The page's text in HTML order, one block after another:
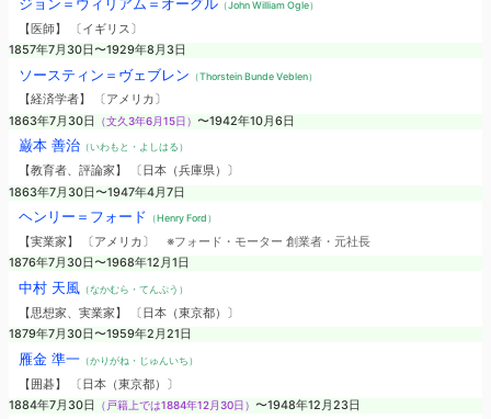
（John William Ogle）
【医師】 〔イギリス〕
1857年7月30日〜1929年8月3日
ソースティン＝ヴェブレン （Thorstein Bunde Veblen）
【経済学者】 〔アメリカ〕
1863年7月30日
（文久3年6月15日） 〜1942年10月6日
巌本 善治（いわもと・よしはる）
【教育者、評論家】 〔日本（兵庫県）〕
1863年7月30日〜1947年4月7日
ヘンリー＝フォード （Henry Ford）
【実業家】 〔アメリカ〕 ※フォード・モーター 創業者・元社長
1876年7月30日〜1968年12月1日
中村 天風（なかむら・てんぷう）
【思想家、実業家】 〔日本（東京都）〕
1879年7月30日〜1959年2月21日
雁金 準一（かりがね・じゅんいち）
【囲碁】 〔日本（東京都）〕
1884年7月30日
（戸籍上では1884年12月30日） 〜1948年12月23日